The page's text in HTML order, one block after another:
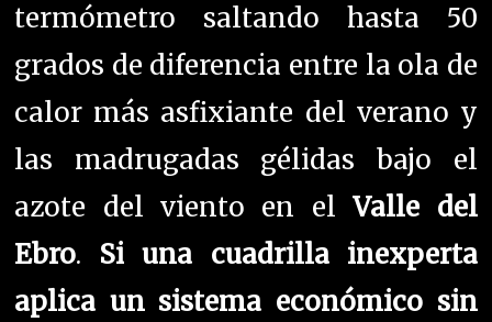
termómetro saltando hasta 50
grados de diferencia entre la ola de
calor más asfixiante del verano y
las madrugadas gélidas bajo el
azote del viento en elValle del
Ebro. Si una cuadrilla inexperta
aplica un sistema económico sin